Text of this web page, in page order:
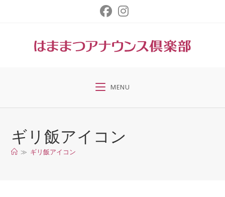
ッ
MENU
ギリ飯アイコン
≫ ギリ飯アイコン